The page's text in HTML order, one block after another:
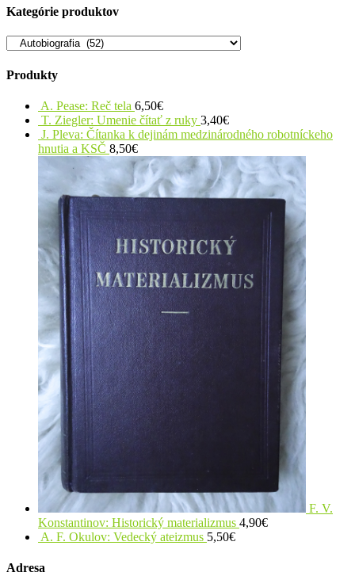
Kategórie produktov
Produkty
A. Pease: Reč tela 6,50€
T. Ziegler: Umenie čítať z ruky 3,40€
J. Pleva: Čítanka k dejinám medzinárodného robotníckeho
hnutia a KSČ 8,50€
F. V.
Konstantinov: Historický materializmus 4,90€
A. F. Okulov: Vedecký ateizmus 5,50€
Adresa